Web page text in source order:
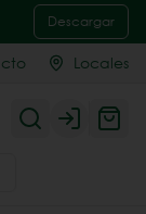
Descargar
Locales
Login